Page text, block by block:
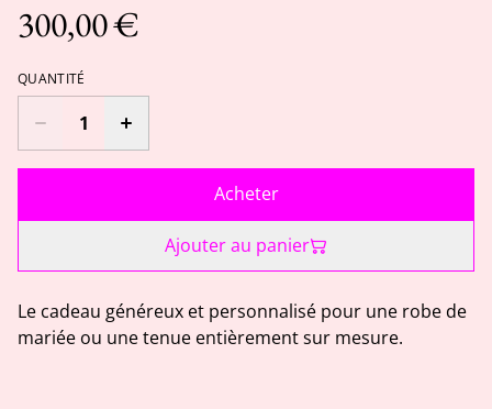
300,00 €
QUANTITÉ
Acheter
Ajouter au panier
Le cadeau généreux et personnalisé pour une robe de
mariée ou une tenue entièrement sur mesure.